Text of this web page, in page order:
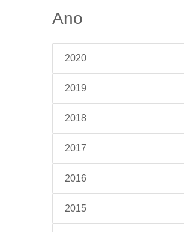
Ano
2020
2019
2018
2017
2016
2015